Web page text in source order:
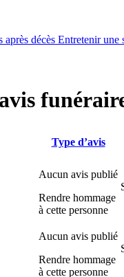
après décès Entretenir une
Type d’avis
Aucun avis publié
Rendre hommage
à cette personne
Aucun avis publié
Rendre hommage
à cette personne